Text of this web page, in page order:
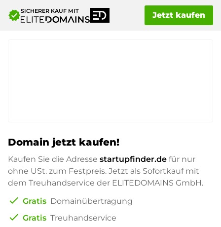
verifiedSICHERER KAUF MIT Jetzt kaufen
Domain jetzt kaufen!
Kaufen Sie die Adresse startupfinder.de für nur
ohne USt. zum Festpreis. Jetzt als Sofortkauf mit
dem Treuhandservice der ELITEDOMAINS GmbH.
check Gratis Domainübertragung
check Gratis Treuhandservice